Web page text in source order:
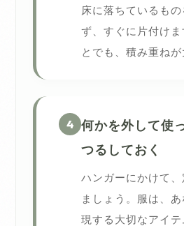
床に落ちているもの
ず、すぐに片付けま
とでも、積み重ねが
4 何かを外して使
つるしておく
ハンガーにかけて
ましょう。服は、
現する大切なアイテ